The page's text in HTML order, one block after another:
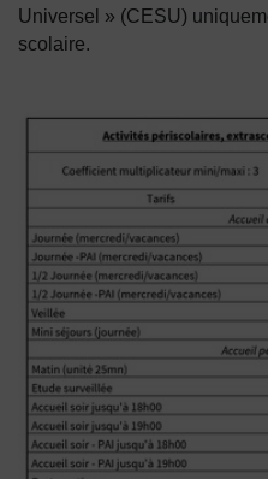
Universel » (CESU)
scolaire.